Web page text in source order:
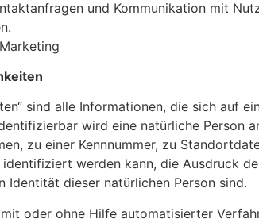
und Kommunikation mit
sind alle Informationen, die sich auf
wird eine natürliche
zu einer Kennnummer, zu
werden kann, die Ausdruck
Identität dieser natürlichen Person sind.
mit oder ohne Hilfe automatisierter